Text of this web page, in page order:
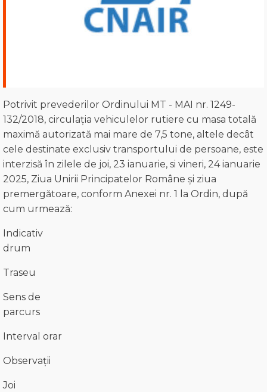
Potrivit prevederilor Ordinului MT - MAI nr. 1249-
132/2018, circulaţia vehiculelor rutiere cu masa totală
maximă autorizată mai mare de 7,5 tone, altele decât
cele destinate exclusiv transportului de persoane, este
interzisă în zilele de joi, 23 ianuarie, si vineri, 24 ianuarie
2025, Ziua Unirii Principatelor Române și ziua
premergătoare, conform Anexei nr. 1 la Ordin, după
cum urmează:
Indicativ
drum
Traseu
Sens de
parcurs
Interval orar
Observații
Joi